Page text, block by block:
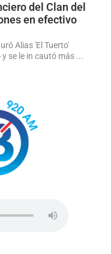
del Clan del
en efectivo
Alias 'El Tuerto'
se le in cautó más ...